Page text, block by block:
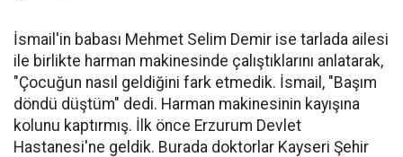
İsmail'in babası Mehmet Selim Demir ise tarlada ailesi
ile birlikte harman makinesinde çalıştıklarını anlatarak,
"Çocuğun nasıl geldiğini fark etmedik. İsmail, "Başım
döndü düştüm" dedi. Harman makinesinin kayışına
kolunu kaptırmış. İlk önce Erzurum Devlet
Hastanesi'ne geldik. Burada doktorlar Kayseri Şehir